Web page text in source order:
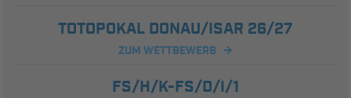
TOTOPOKAL DONAU/ISAR 26/27
ZUM WETTBEWERB
FS/H/K-FS/D/I/1